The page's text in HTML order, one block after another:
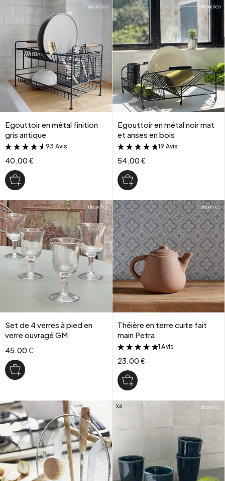
Egouttoir en métal finition
gris antique
&
93 Avis
40.00 €
Egouttoir en métal noir mat
et anses en bois
&
19 Avis
54.00 €
Set de 4 verres à pied en
verre ouvragé GM
45.00 €
Théière en terre cuite fait
main Petra
&
1 Avis
23.00 €